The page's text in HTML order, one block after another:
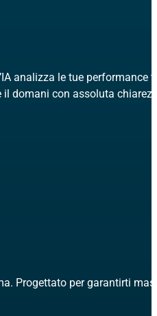
analizza le tue performance
domani con assoluta
Progettato per garantirti